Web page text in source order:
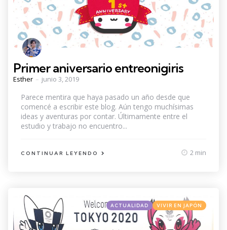
Primer aniversario entreonigiris
Posted
Esther junio 3, 2019
Parece mentira que haya pasado un año desde que
comencé a escribir este blog. Aún tengo muchísimas
ideas y aventuras por contar. Últimamente entre el
estudio y trabajo no encuentro...
CONTINUAR LEYENDO 2 min
Categories
Posted
in
ACTUALIDAD VIVIR EN JAPÓN